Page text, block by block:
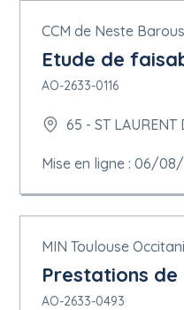
CCM de Neste
Etude de
AO-2633-0116
65 - ST LAURENT
Mise en ligne : 06/
MIN Toulouse
Prestations
AO-2633-0493